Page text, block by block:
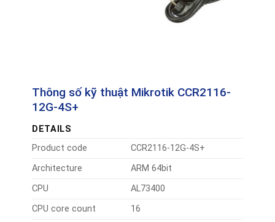
Thông số kỹ thuật Mikrotik CCR2116-
12G-4S+
DETAILS
Product code
CCR2116-12G-4S+
Architecture
ARM 64bit
CPU
AL73400
CPU core count
16